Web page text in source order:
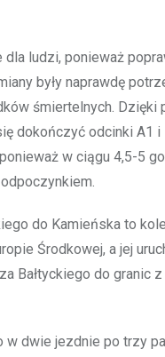
ludzi, ponieważ
były naprawdę
śmiertelnych.
dokończyć odcinki A1
w ciągu 4,5-5
do Kamieńska to
Środkowej, a jej
do granic
dwie jezdnie po trzy